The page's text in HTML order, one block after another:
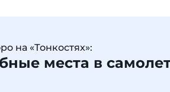
на «Тонкостях»:
места в